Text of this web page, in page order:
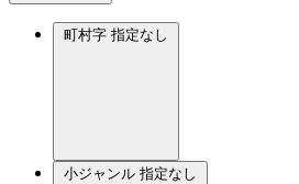
町村字 指定なし
小ジャンル 指定なし